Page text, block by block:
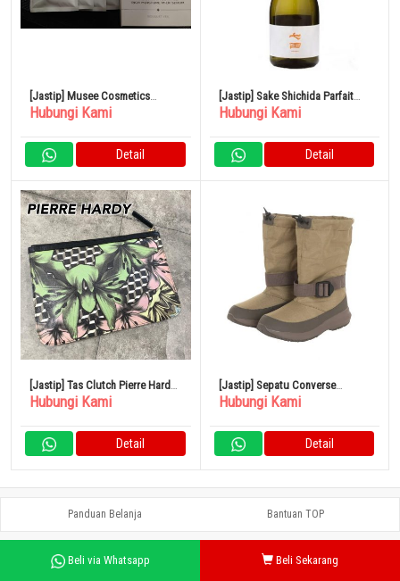
[Jastip] Musee Cosmetics
Serum Susu Kelembapan Kaya
Hubungi Kami
Detail
[Jastip] Sake Shichida Parfait
Junmai Daiginjo 720ml
Hubungi Kami
Detail
[Jastip] Tas Clutch Pierre Hardy
Motif Bunga
Hubungi Kami
Detail
[Jastip] Sepatu Converse
NEXTAR1570 RT H I OLV Boa
Hubungi Kami
Detail
Beli via Whatsapp Beli Sekarang
Panduan Belanja Bantuan TOP